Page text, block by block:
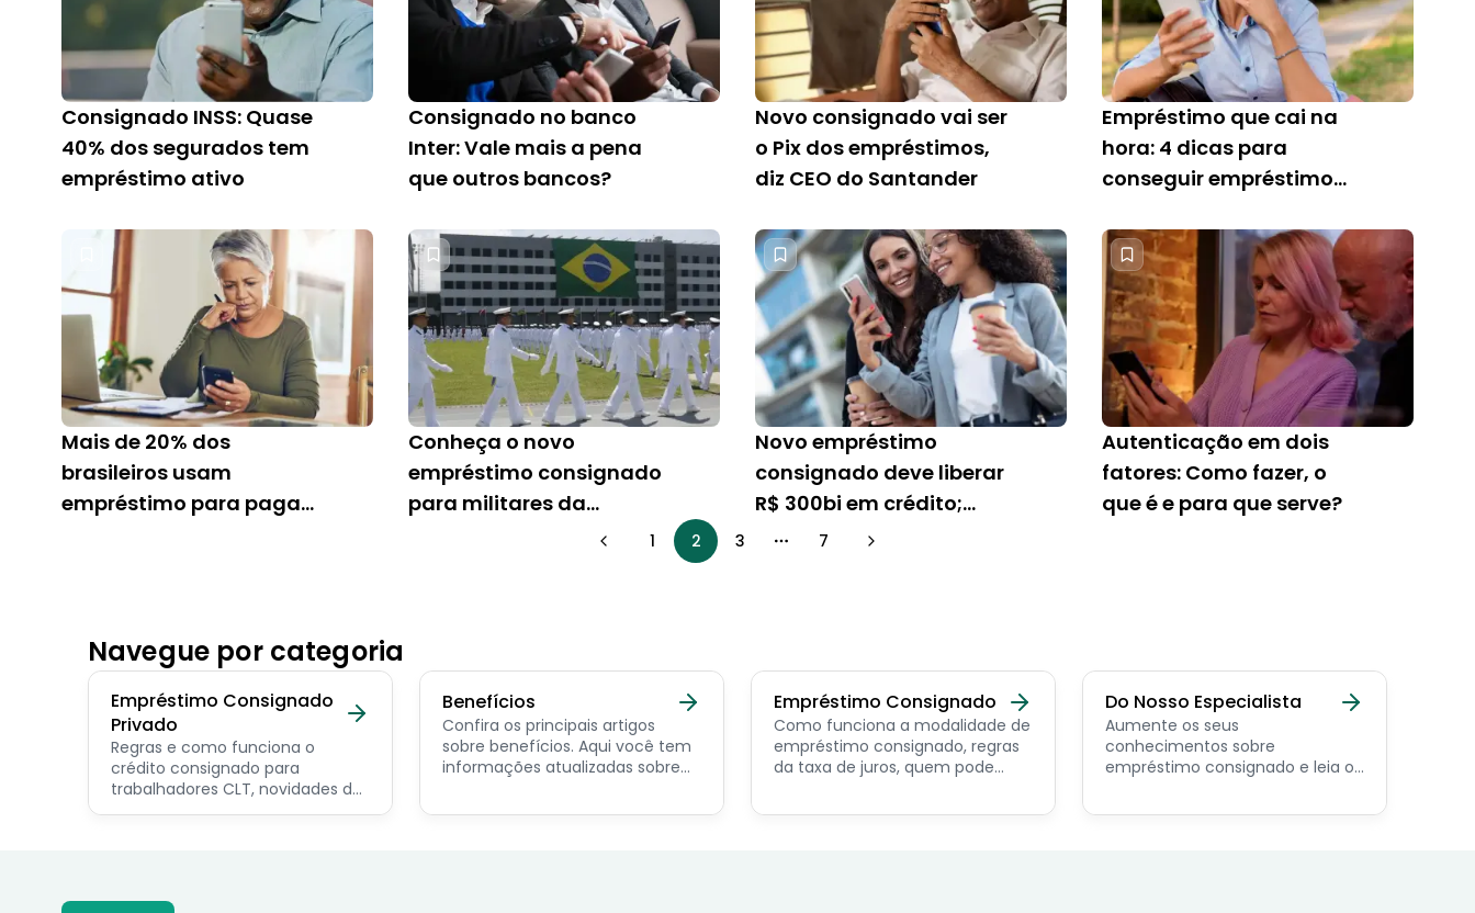
Consignado INSS: Quase
40% dos segurados tem
empréstimo ativo
Consignado no banco
Inter: Vale mais a pena
que outros bancos?
Novo consignado vai ser
o Pix dos empréstimos,
diz CEO do Santander
Empréstimo que cai na
hora: 4 dicas para
conseguir empréstimo
Mais de 20% dos
brasileiros usam
empréstimo para pagar
Conheça o novo
empréstimo consignado
para militares da
Novo empréstimo
consignado deve liberar
R$ 300bi em crédito;
entenda
Autenticação em dois
fatores: Como fazer, o
que é e para que serve?
1 2 3 More pages
7
Navegue por categoria
Empréstimo Consignado
Privado
Regras e como funciona o
crédito consignado para
trabalhadores CLT, novidades do
programa Crédito do
Benefícios
Confira os principais artigos
sobre benefícios. Aqui você tem
informações atualizadas sobre
servidor público, aposentado,
Empréstimo Consignado
Como funciona a modalidade de
empréstimo consignado, regras
da taxa de juros, quem pode
simular online.
Do Nosso Especialista
Aumente os seus
conhecimentos sobre
empréstimo consignado e leia os
economista especialista no